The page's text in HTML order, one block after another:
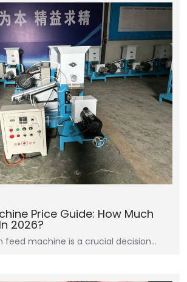
Price Guide: How Much
2026?
feed machine is a crucial decision…